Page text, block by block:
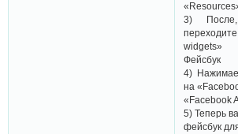
3) После,
переходите
widgets»
Фейсбук
4)
на
«Facebook
5) Теперь
фейсбук